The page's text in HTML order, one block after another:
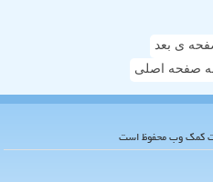
ی بعد
صفحه اصلی